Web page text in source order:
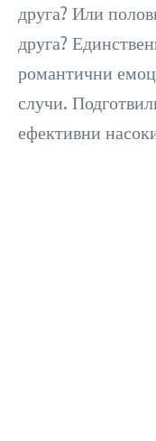
друга? Или
друга?
романтични
случи.
ефективни